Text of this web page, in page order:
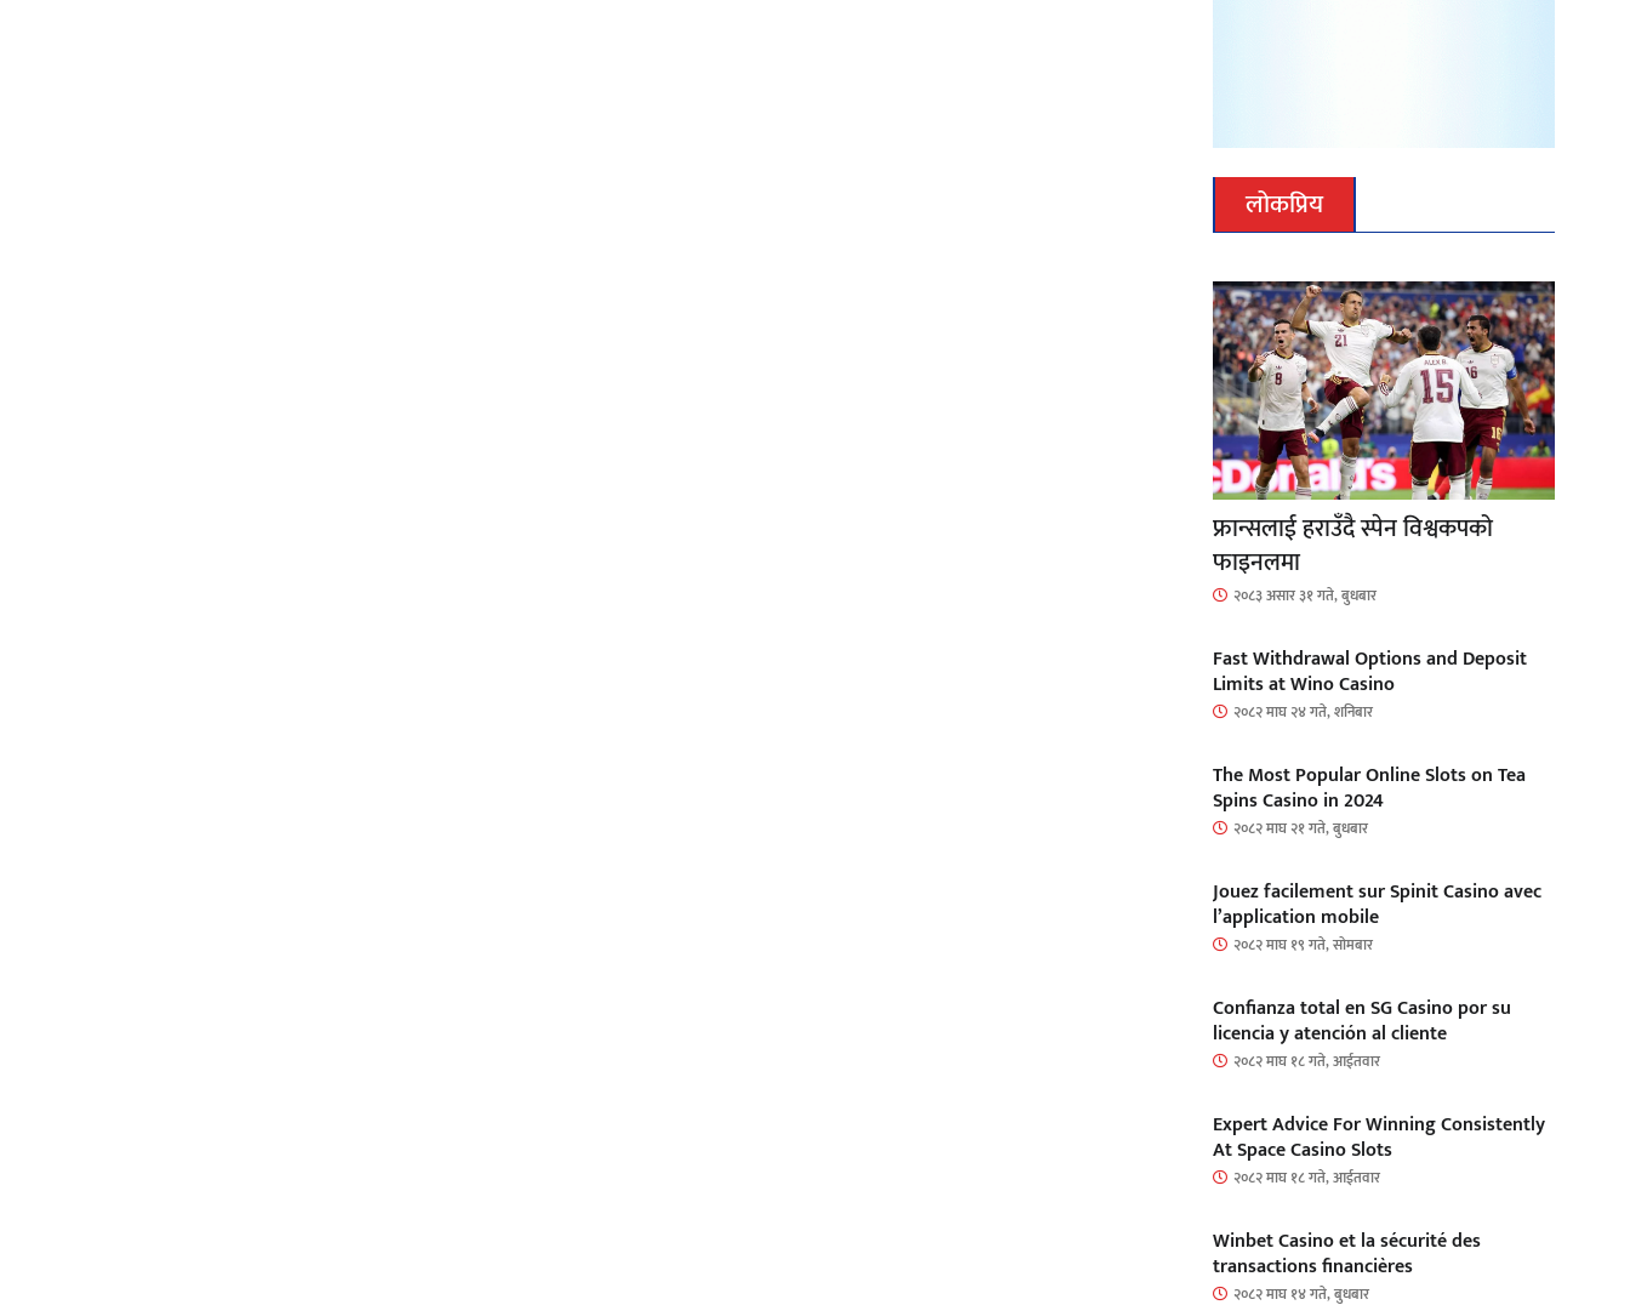
लोकप्रिय
फ्रान्सलाई हराउँदै स्पेन विश्वकपको
फाइनलमा
२०८३ असार ३१ गते, बुधबार
Fast Withdrawal Options and Deposit
Limits at Wino Casino
२०८२ माघ २४ गते, शनिबार
The Most Popular Online Slots on Tea
Spins Casino in 2024
२०८२ माघ २१ गते, बुधबार
Jouez facilement sur Spinit Casino avec
l’application mobile
२०८२ माघ १९ गते, सोमबार
Confianza total en SG Casino por su
licencia y atención al cliente
२०८२ माघ १८ गते, आईतवार
Expert Advice For Winning Consistently
At Space Casino Slots
२०८२ माघ १८ गते, आईतवार
Winbet Casino et la sécurité des
transactions financières
२०८२ माघ १४ गते, बुधबार